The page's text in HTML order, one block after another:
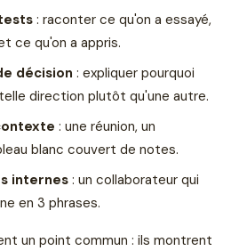
: raconter ce qu'on a essayé,
ce qu'on a appris.
décision : expliquer pourquoi
direction plutôt qu'une autre.
: une réunion, un
blanc couvert de notes.
internes: un collaborateur qui
en 3 phrases.
un point commun : ils montrent